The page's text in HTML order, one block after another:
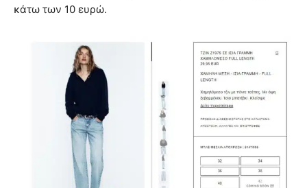
κάτω των 10 ευρώ.